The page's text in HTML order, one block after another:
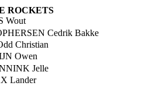
ROCKETS
Wout
Cedrik Bakke
Christian
Owen
Jelle
Lander